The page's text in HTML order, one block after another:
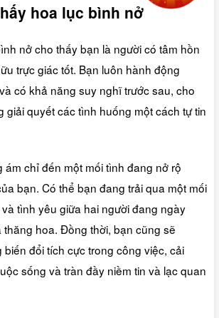
hoa lục bình nở
nở cho thấy bạn là người có tâm hồn
trực giác tốt. Bạn luôn hành động
có khả năng suy nghĩ trước sau, cho
giải quyết các tình huống một cách tự tin
ám chỉ đến một mối tình đang nở rộ
bạn. Có thể bạn đang trải qua một mối
tình yêu giữa hai người đang ngày
thăng hoa. Đồng thời, bạn cũng sẽ
đổi tích cực trong công việc, cải
sống và tràn đầy niềm tin và lạc quan